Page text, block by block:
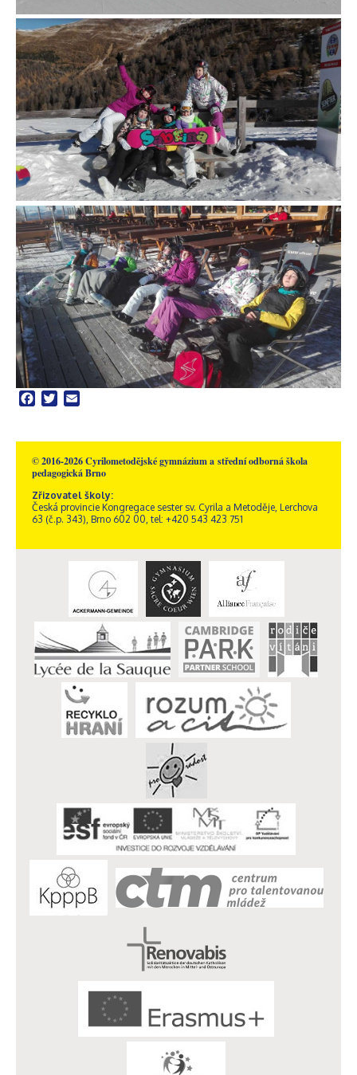
Facebook
Twitter
© 2016-2026 Cyrilometodějské gymnázium a střední odborná škola
pedagogická Brno
Zřizovatel školy:
Česká provincie Kongregace sester sv. Cyrila a Metoděje, Lerchova
63 (č.p. 343), Brno 602 00, tel: +420 543 423 751